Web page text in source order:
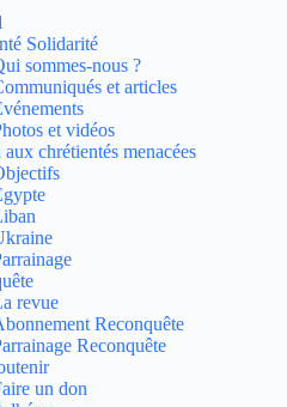
Solidarité
sommes-nous ?
et articles
et vidéos
aux chrétientés menacées
revue
Reconquête
Reconquête
un don